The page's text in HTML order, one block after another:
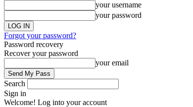
your username
your password
Forgot your password?
Password recovery
Recover your password
your email
Search
Sign in
Welcome! Log into your account